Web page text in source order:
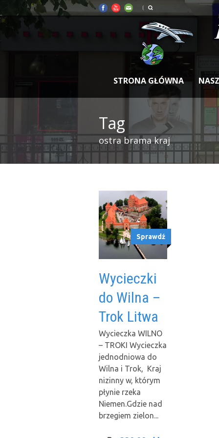
STRONA GŁÓWNA
Tag
ostra brama kraj
Sprawdź
Wycieczki
do Wilna –
Trok Litwa
Wycieczka WILNO
– TROKI Wycieczka
jednodniowa do
Wilna i Trok, Kraj
nizinny w, którym
płynie rzeka
Niemen.Gdzie nad
brzegiem zielon...